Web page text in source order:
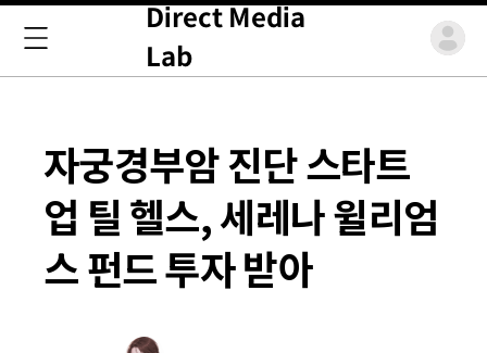
Direct Media
Lab
자궁경부암 진단 스타트
업 틸 헬스, 세레나 윌리엄
스 펀드 투자 받아